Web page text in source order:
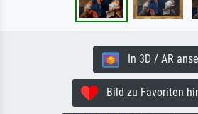
In 3D / AR
Bild zu Favoriten